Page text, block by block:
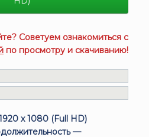
Советуем ознакомиться с
по просмотру и скачиванию!
x 1080 (Full HD)
—